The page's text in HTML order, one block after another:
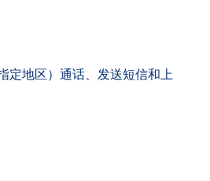
定地区）通话、发送短信和上